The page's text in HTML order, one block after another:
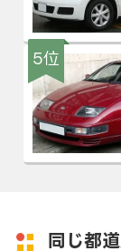
5位
同じ都